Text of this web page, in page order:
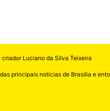
Luciano da Silva Teixeira
principais noticias de Brasilia e